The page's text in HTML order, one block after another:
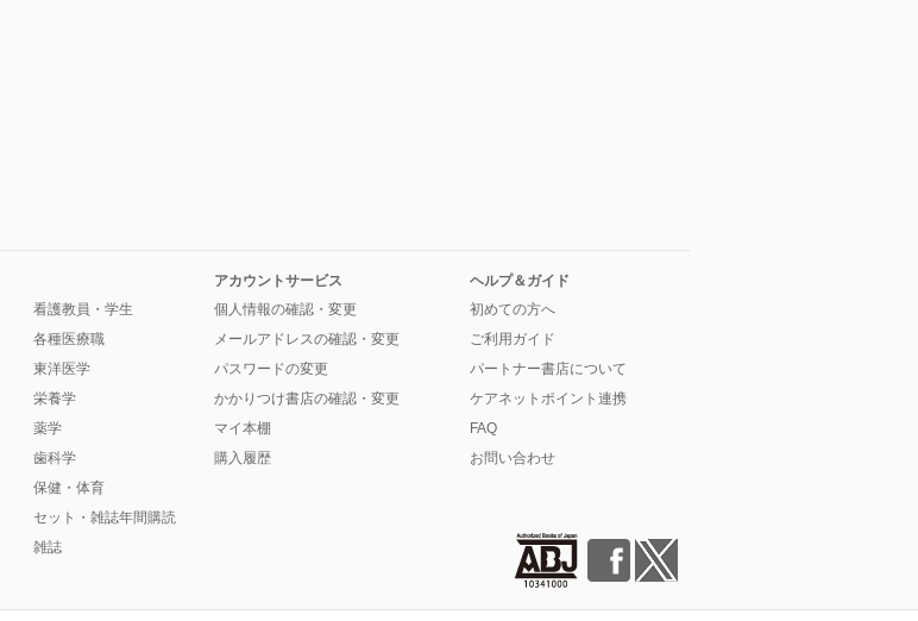
看護教員・学生
各種医療職
東洋医学
栄養学
薬学
歯科学
保健・体育
セット・雑誌年間購読
雑誌
アカウントサービス
個人情報の確認・変更
メールアドレスの確認・変更
パスワードの変更
かかりつけ書店の確認・変更
マイ本棚
購入履歴
ヘルプ＆ガイド
初めての方へ
ご利用ガイド
パートナー書店について
ケアネットポイント連携
FAQ
お問い合わせ